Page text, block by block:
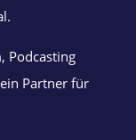
Podcasting
Partner für